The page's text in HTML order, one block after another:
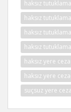
haksız
haksız
haksız
haksız
haksız yere
haksız yere
suçsuz yere